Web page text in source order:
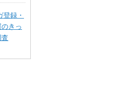
登録・
きっ